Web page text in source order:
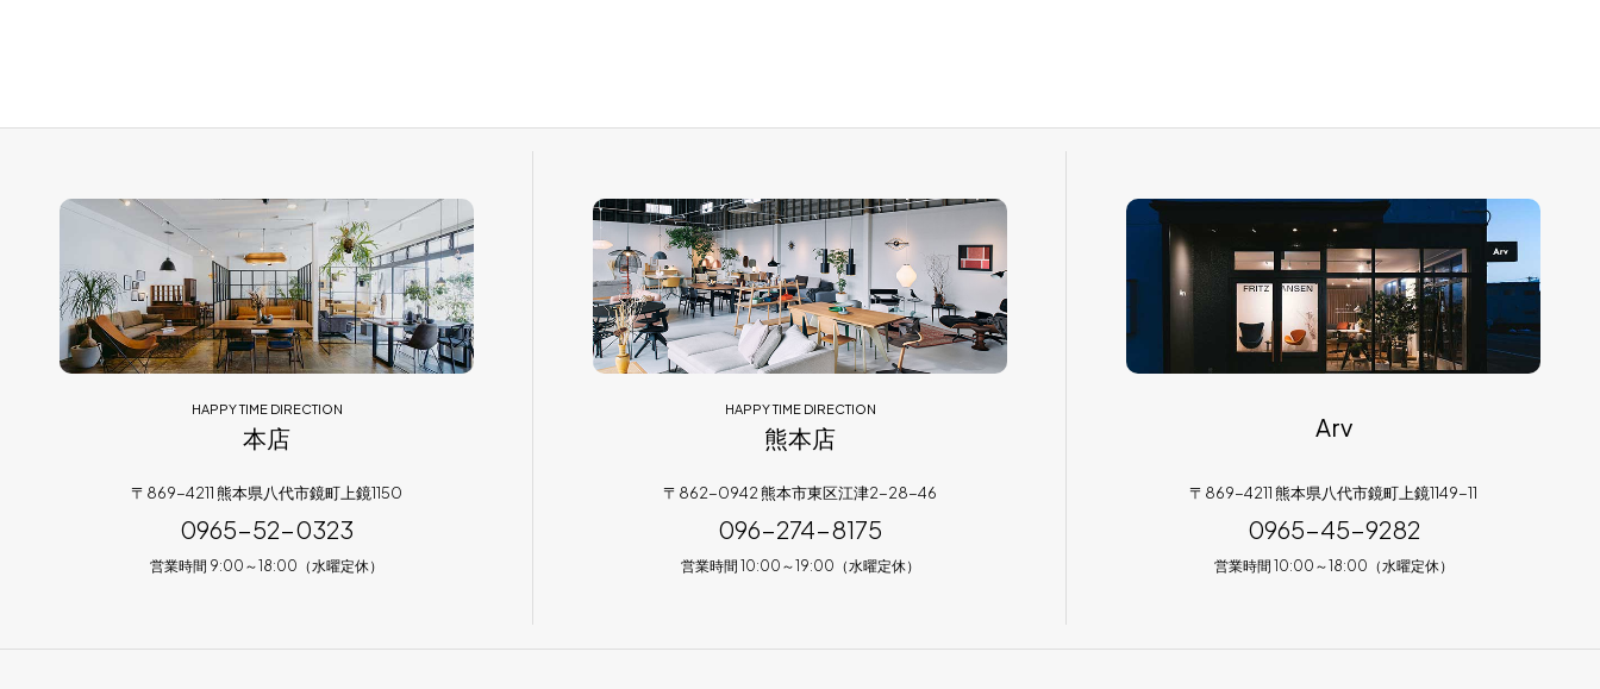
熊本店
096-274-8175
0965-45-9282
HAPPY TIME DIRECTION
本店
〒869-4211 熊本県八代市鏡町上鏡1150
0965-52-0323
営業時間 9:00～18:00（水曜定休）
HAPPY TIME DIRECTION
熊本店
〒862-0942 熊本市東区江津2-28-46
096-274-8175
営業時間 10:00～19:00（水曜定休）
Arv
〒869-4211 熊本県八代市鏡町上鏡1149-11
0965-45-9282
営業時間 10:00～18:00（水曜定休）